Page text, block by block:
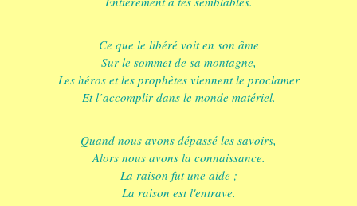
Ce que le libéré voit en son âme
Sur le sommet de sa montagne,
Les héros et les prophètes viennent le proclamer
Et l’accomplir dans le monde matériel.
Quand nous avons dépassé les savoirs,
Alors nous avons la connaissance.
La raison fut une aide ;
La raison est l'entrave.